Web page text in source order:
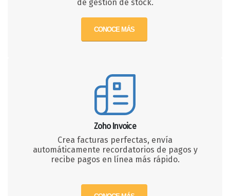
de gestión de stock.
CONOCE MÁS
Zoho Invoice
Crea facturas perfectas, envía
automáticamente recordatorios de pagos y
recibe pagos en línea más rápido.